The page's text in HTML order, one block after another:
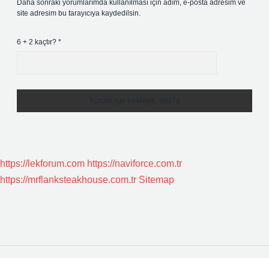
Daha sonraki yorumlarımda kullanılması için adım, e-posta adresim ve
site adresim bu tarayıcıya kaydedilsin.
6 + 2 kaçtır? *
https://lekforum.com https://naviforce.com.tr
https://mrflanksteakhouse.com.tr Sitemap